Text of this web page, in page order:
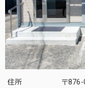
住所
〒